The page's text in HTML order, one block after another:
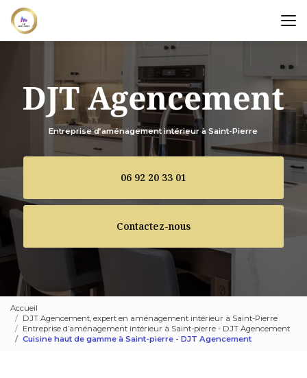
Aller
au
contenu
principal
Entreprise d’aménagement intérieur à Saint-Pierre
06 92 20 33 01
Contactez-nous
Accueil
DJT Agencement, expert en aménagement intérieur à Saint-Pierre
Entreprise d’aménagement intérieur à Saint-pierre - DJT Agencement
Cuisine haut de gamme à Saint-pierre - DJT Agencement